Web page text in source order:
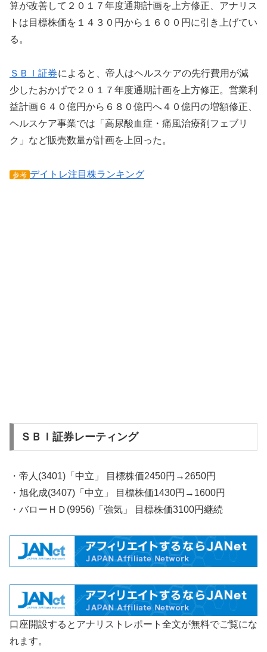
算が改善して２０１７年度通期計画を上方修正、アナリス
トは目標株価を１４３０円から１６００円に引き上げてい
る。
ＳＢＩ証券によると、帝人はヘルスケアの先行費用が減
少したおかげで２０１７年度通期計画を上方修正。営業利
益計画６４０億円から６８０億円へ４０億円の増額修正、
ヘルスケア事業では「高尿酸血症・痛風治療剤フェブリ
ク」など販売数量が計画を上回った。
参考 デイトレ注目株ランキング
ＳＢＩ証券レーティング
・帝人(3401)「中立」 目標株価2450円→2650円
・旭化成(3407)「中立」 目標株価1430円→1600円
・バローＨＤ(9956)「強気」 目標株価3100円継続
口座開設するとアナリストレポート全文が無料でご覧にな
れます。